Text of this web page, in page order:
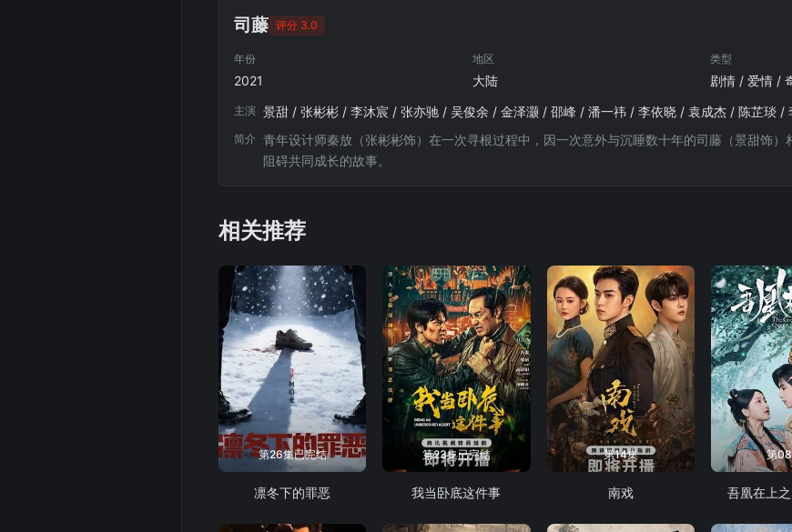
司藤 评分 3.0
年份
2021
地区
大陆
类型
剧情 / 爱情 /
主演 景甜 / 张彬彬 / 李沐宸 / 张亦驰 / 吴俊余 / 金泽灏 / 邵峰 / 潘一祎 / 李依晓 / 袁成杰 / 陈芷琰 /
简介 青年设计师秦放（张彬彬饰）在一次寻根过程中，因一次意外与沉睡数十年的司藤（景甜饰
阻碍共同成长的故事。
相关推荐
第26集已完结
凛冬下的罪恶
第23集已完结
我当卧底这件事
第14集
南戏
第
吾凰在上